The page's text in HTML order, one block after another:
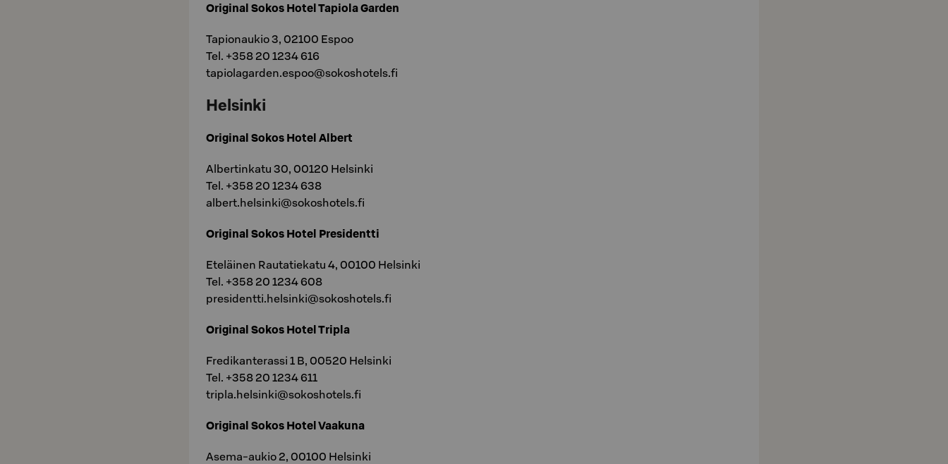
Original Sokos Hotel Tapiola Garden
Tapionaukio 3, 02100 Espoo
Tel. +358 20 1234 616
tapiolagarden.espoo@sokoshotels.fi
Helsinki
Original Sokos Hotel Albert
Albertinkatu 30, 00120 Helsinki
Tel. +358 20 1234 638
albert.helsinki@sokoshotels.fi
Original Sokos Hotel Presidentti
Eteläinen Rautatiekatu 4, 00100 Helsinki
Tel. +358 20 1234 608
presidentti.helsinki@sokoshotels.fi
Original Sokos Hotel Tripla
Fredikanterassi 1 B, 00520 Helsinki
Tel. +358 20 1234 611
tripla.helsinki@sokoshotels.fi
Original Sokos Hotel Vaakuna
Asema-aukio 2, 00100 Helsinki